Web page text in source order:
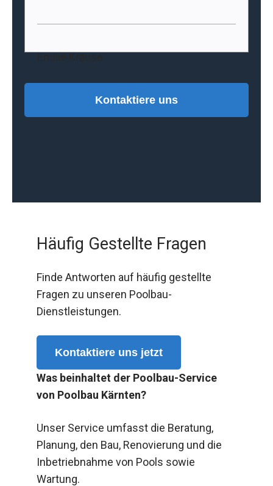
Emilie Krause
Kontaktiere uns
Häufig Gestellte Fragen
Finde Antworten auf häufig gestellte
Fragen zu unseren Poolbau-
Dienstleistungen.
Kontaktiere uns jetzt
Was beinhaltet der Poolbau-Service
von Poolbau Kärnten?
Unser Service umfasst die Beratung,
Planung, den Bau, Renovierung und die
Inbetriebnahme von Pools sowie
Wartung.